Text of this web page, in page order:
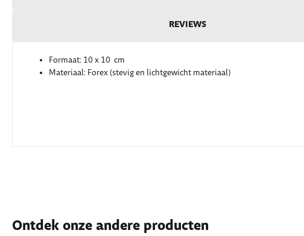
REVIEWS
Formaat: 10 x 10 cm
Materiaal: Forex (stevig en lichtgewicht materiaal)
Ontdek onze andere producten